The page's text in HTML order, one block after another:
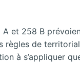
A et 258 B
règles de
à s’appliquer